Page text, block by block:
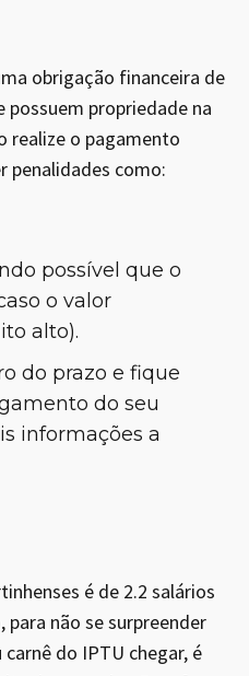
obrigação financeira de
propriedade na
realize o pagamento
penalidades como:
possível que o
o valor
alto).
do prazo e fique
do seu
informações a
é de 2.2 salários
não se surpreender
do IPTU chegar, é